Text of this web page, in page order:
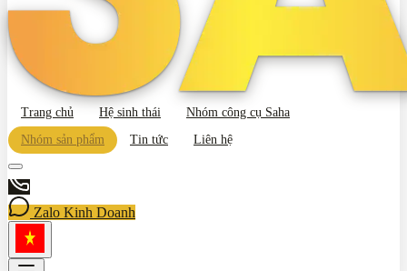
Trang chủ Hệ sinh thái
Nhóm công cụ Saha
Nhóm sản phẩm
Tin tức Liên hệ
Zalo Kinh Doanh